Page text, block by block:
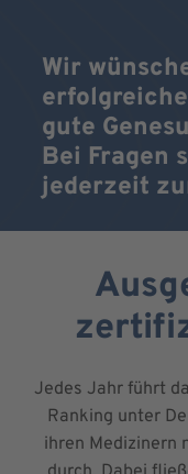
Wir
gute
Bei Fragen
jederzeit
Jedes Jahr führt
Ranking unter
ihren Medizinern